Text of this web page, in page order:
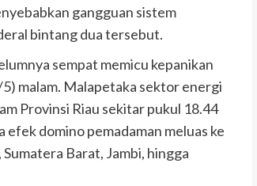
gangguan sistem
bintang dua tersebut.
sempat memicu kepanikan
malam. Malapetaka sektor energi
Provinsi Riau sekitar pukul 18.44
efek domino pemadaman meluas ke
Barat, Jambi, hingga